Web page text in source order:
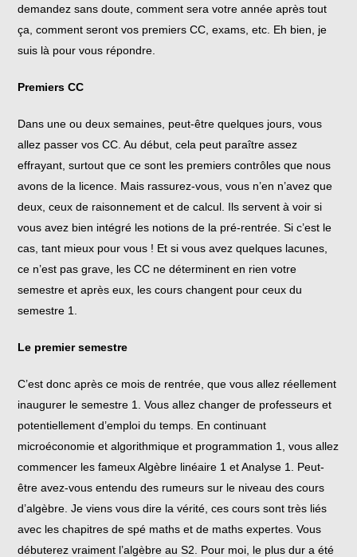
demandez sans doute, comment sera votre année après tout
ça, comment seront vos premiers CC, exams, etc. Eh bien, je
suis là pour vous répondre.
Premiers CC
Dans une ou deux semaines, peut-être quelques jours, vous
allez passer vos CC. Au début, cela peut paraître assez
effrayant, surtout que ce sont les premiers contrôles que nous
avons de la licence. Mais rassurez-vous, vous n’en n’avez que
deux, ceux de raisonnement et de calcul. Ils servent à voir si
vous avez bien intégré les notions de la pré-rentrée. Si c’est le
cas, tant mieux pour vous ! Et si vous avez quelques lacunes,
ce n’est pas grave, les CC ne déterminent en rien votre
semestre et après eux, les cours changent pour ceux du
semestre 1.
Le premier semestre
C’est donc après ce mois de rentrée, que vous allez réellement
inaugurer le semestre 1. Vous allez changer de professeurs et
potentiellement d’emploi du temps. En continuant
microéconomie et algorithmique et programmation 1, vous allez
commencer les fameux Algèbre linéaire 1 et Analyse 1. Peut-
être avez-vous entendu des rumeurs sur le niveau des cours
d’algèbre. Je viens vous dire la vérité, ces cours sont très liés
avec les chapitres de spé maths et de maths expertes. Vous
débuterez vraiment l’algèbre au S2. Pour moi, le plus dur a été